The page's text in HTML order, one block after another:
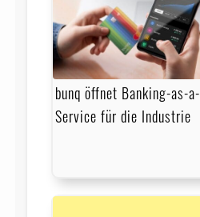
bunq öffnet Banking-as-a-
Service für die Industrie